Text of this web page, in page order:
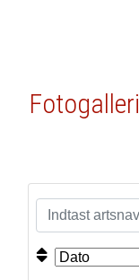
Fotogalleri